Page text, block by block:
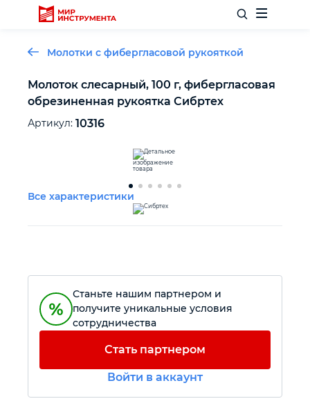
Отделочный инструмент
Столярный инструмент
Силовое оборудование
Крепежный инструмент
Молотки с фибергласовой рукояткой
Молоток слесарный, 100 г, фибергласовая
обрезиненная рукоятка Сибртех
Артикул: 10316
Все характеристики
Станьте нашим партнером и
получите уникальные условия
сотрудничества
Стать партнером
Войти в аккаунт